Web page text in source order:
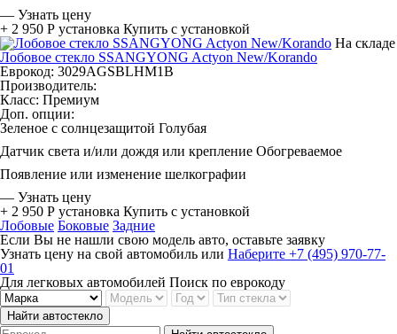
— Узнать цену
+ 2 950 Р установка Купить с установкой
На складе
Лобовое стекло SSANGYONG Actyon New/Korando
Еврокод: 3029AGSBLHM1B
Производитель:
Класс: Премиум
Доп. опции:
Зеленое с солнцезащитой Голубая
Датчик света и/или дождя или крепление Обогреваемое
Появление или изменение шелкографии
— Узнать цену
+ 2 950 Р установка Купить с установкой
Лобовые Боковые Задние
Если Вы не нашли свою модель авто, оставьте заявку
Узнать цену на свой автомобиль или Наберите +7 (495) 970-77-
01
Для легковых автомобилей Поиск по еврокоду
Найти автостекло